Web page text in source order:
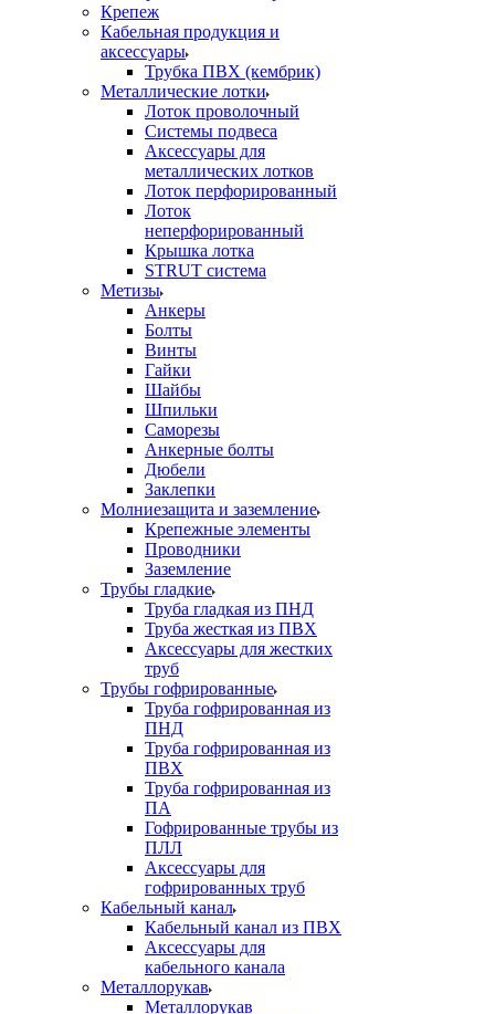
Крепеж
Кабельная продукция и
аксессуары
Трубка ПВХ (кембрик)
Металлические лотки
Лоток проволочный
Системы подвеса
Аксессуары для
металлических лотков
Лоток перфорированный
Лоток
неперфорированный
Крышка лотка
STRUT система
Метизы
Анкеры
Болты
Винты
Гайки
Шайбы
Шпильки
Саморезы
Анкерные болты
Дюбели
Заклепки
Молниезащита и заземление
Крепежные элементы
Проводники
Заземление
Трубы гладкие
Труба гладкая из ПНД
Труба жесткая из ПВХ
Аксессуары для жестких
труб
Трубы гофрированные
Труба гофрированная из
ПНД
Труба гофрированная из
ПВХ
Труба гофрированная из
ПА
Гофрированные трубы из
ПЛЛ
Аксессуары для
гофрированных труб
Кабельный канал
Кабельный канал из ПВХ
Аксессуары для
кабельного канала
Металлорукав
Металлорукав